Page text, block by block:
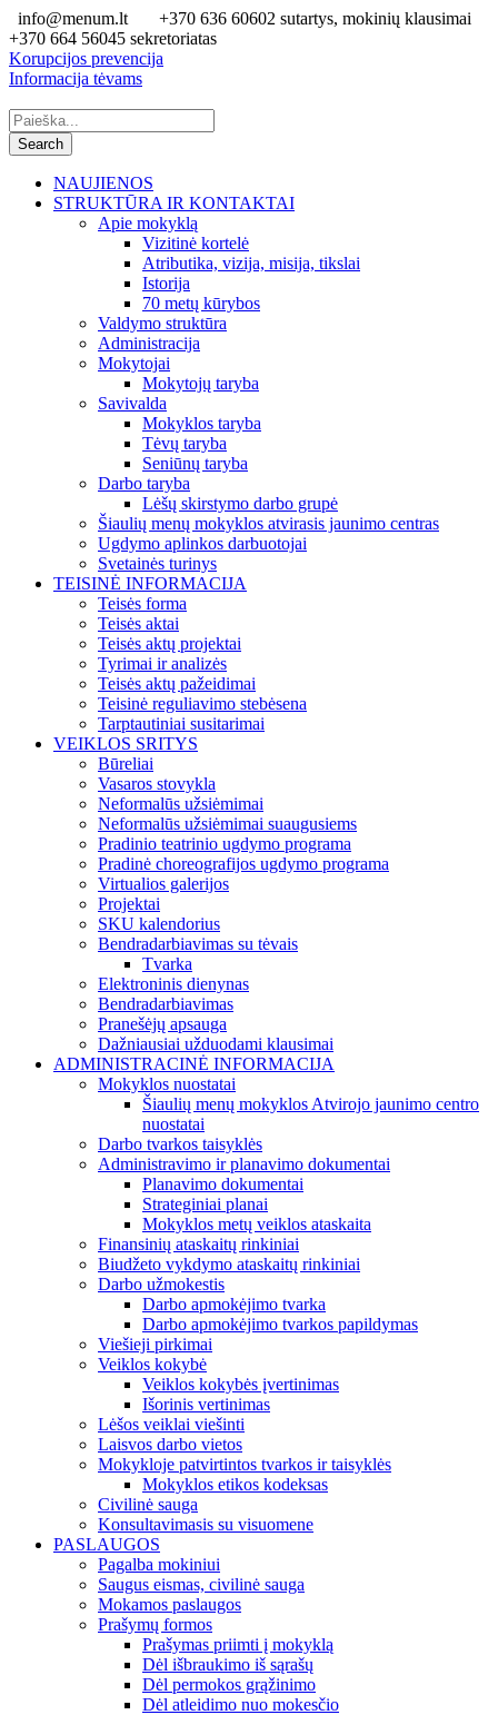
info@menum.lt
+370 636 60602 sutartys, mokinių klausimai
+370 664 56045 sekretoriatas
Korupcijos prevencija
Informacija tėvams
NAUJIENOS
STRUKTŪRA IR KONTAKTAI
Apie mokyklą
Vizitinė kortelė
Atributika, vizija, misija, tikslai
Istorija
70 metų kūrybos
Valdymo struktūra
Administracija
Mokytojai
Mokytojų taryba
Savivalda
Mokyklos taryba
Tėvų taryba
Seniūnų taryba
Darbo taryba
Lėšų skirstymo darbo grupė
Šiaulių menų mokyklos atvirasis jaunimo centras
Ugdymo aplinkos darbuotojai
Svetainės turinys
TEISINĖ INFORMACIJA
Teisės forma
Teisės aktai
Teisės aktų projektai
Tyrimai ir analizės
Teisės aktų pažeidimai
Teisinė reguliavimo stebėsena
Tarptautiniai susitarimai
VEIKLOS SRITYS
Būreliai
Vasaros stovykla
Neformalūs užsiėmimai
Neformalūs užsiėmimai suaugusiems
Pradinio teatrinio ugdymo programa
Pradinė choreografijos ugdymo programa
Virtualios galerijos
Projektai
SKU kalendorius
Bendradarbiavimas su tėvais
Tvarka
Elektroninis dienynas
Bendradarbiavimas
Pranešėjų apsauga
Dažniausiai užduodami klausimai
ADMINISTRACINĖ INFORMACIJA
Mokyklos nuostatai
Šiaulių menų mokyklos Atvirojo jaunimo centro
nuostatai
Darbo tvarkos taisyklės
Administravimo ir planavimo dokumentai
Planavimo dokumentai
Strateginiai planai
Mokyklos metų veiklos ataskaita
Finansinių ataskaitų rinkiniai
Biudžeto vykdymo ataskaitų rinkiniai
Darbo užmokestis
Darbo apmokėjimo tvarka
Darbo apmokėjimo tvarkos papildymas
Viešieji pirkimai
Veiklos kokybė
Veiklos kokybės įvertinimas
Išorinis vertinimas
Lėšos veiklai viešinti
Laisvos darbo vietos
Mokykloje patvirtintos tvarkos ir taisyklės
Mokyklos etikos kodeksas
Civilinė sauga
Konsultavimasis su visuomene
PASLAUGOS
Pagalba mokiniui
Saugus eismas, civilinė sauga
Mokamos paslaugos
Prašymų formos
Prašymas priimti į mokyklą
Dėl išbraukimo iš sąrašų
Dėl permokos grąžinimo
Dėl atleidimo nuo mokesčio